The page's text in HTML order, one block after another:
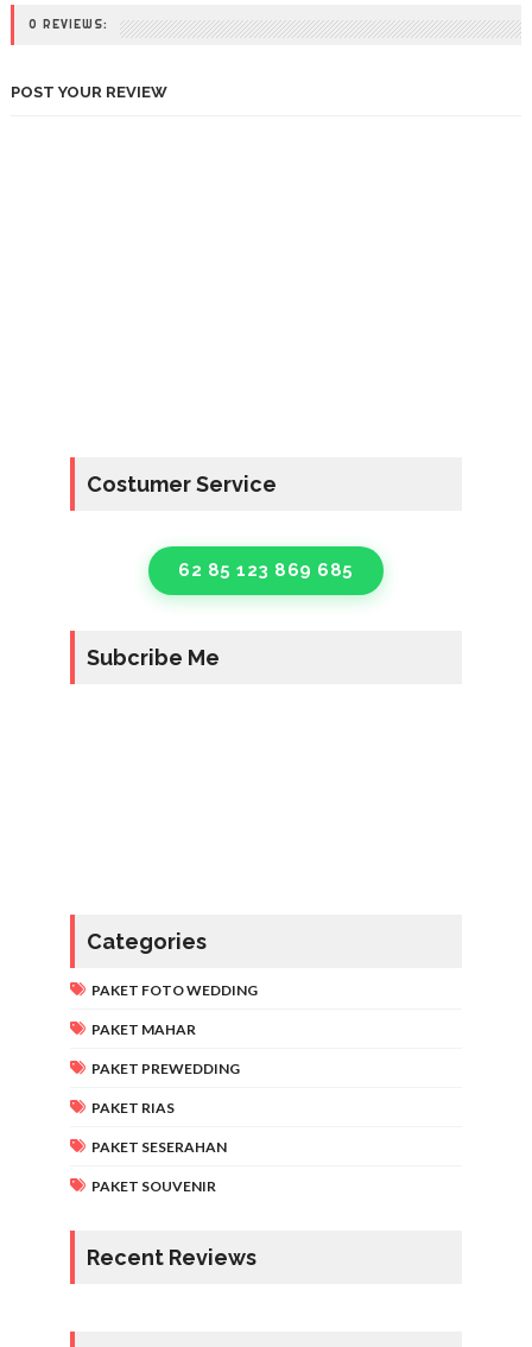
0 REVIEWS:
POST YOUR REVIEW
Costumer Service
62 85 123 869 685
Subcribe Me
Categories
PAKET FOTO WEDDING
PAKET MAHAR
PAKET PREWEDDING
PAKET RIAS
PAKET SESERAHAN
PAKET SOUVENIR
Recent Reviews